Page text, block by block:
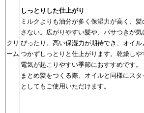
クリ
ーム
しっとりした仕上がり
ミルクよりも油分が多く保湿力が高く、髪
さない。広がりやすい髪や、パサつきが気
ぴったり。高い保湿力が期待でき、オイル
つかずしっとりと仕上がります。乾燥しや
電気が起こりやすい季節におすすめです。
まとめ髪をつくる際、オイルと同様にス
としてもご使用いただけます。